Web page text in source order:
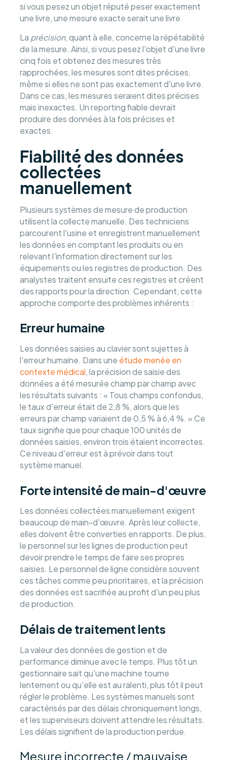
si vous pesez un objet réputé peser exactement
une livre, une mesure exacte serait une livre.
La précision, quant à elle, concerne la répétabilité
de la mesure. Ainsi, si vous pesez l'objet d'une livre
cinq fois et obtenez des mesures très
rapprochées, les mesures sont dites précises,
même si elles ne sont pas exactement d'une livre.
Dans ce cas, les mesures seraient dites précises
mais inexactes. Un reporting fiable devrait
produire des données à la fois précises et
exactes.
Fiabilité des données
collectées
manuellement
Plusieurs systèmes de mesure de production
utilisent la collecte manuelle. Des techniciens
parcourent l'usine et enregistrent manuellement
les données en comptant les produits ou en
relevant l'information directement sur les
équipements ou les registres de production. Des
analystes traitent ensuite ces registres et créent
des rapports pour la direction. Cependant, cette
approche comporte des problèmes inhérents :
Erreur humaine
Les données saisies au clavier sont sujettes à
l'erreur humaine. Dans une étude menée en
contexte médical, la précision de saisie des
données a été mesurée champ par champ avec
les résultats suivants : « Tous champs confondus,
le taux d'erreur était de 2,8 %, alors que les
erreurs par champ variaient de 0,5 % à 6,4 %. » Ce
taux signifie que pour chaque 100 unités de
données saisies, environ trois étaient incorrectes.
Ce niveau d'erreur est à prévoir dans tout
système manuel.
Forte intensité de main-d'œuvre
Les données collectées manuellement exigent
beaucoup de main-d'œuvre. Après leur collecte,
elles doivent être converties en rapports. De plus,
le personnel sur les lignes de production peut
devoir prendre le temps de faire ses propres
saisies. Le personnel de ligne considère souvent
ces tâches comme peu prioritaires, et la précision
des données est sacrifiée au profit d'un peu plus
de production.
Délais de traitement lents
La valeur des données de gestion et de
performance diminue avec le temps. Plus tôt un
gestionnaire sait qu'une machine tourne
lentement ou qu'elle est au ralenti, plus tôt il peut
régler le problème. Les systèmes manuels sont
caractérisés par des délais chroniquement longs,
et les superviseurs doivent attendre les résultats.
Les délais signifient de la production perdue.
Mesure incorrecte / mauvaise